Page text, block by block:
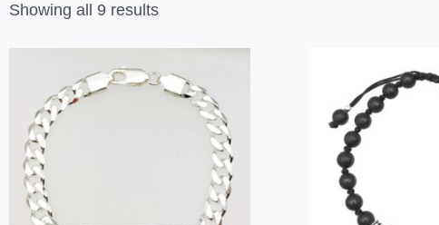
Showing all 9 results